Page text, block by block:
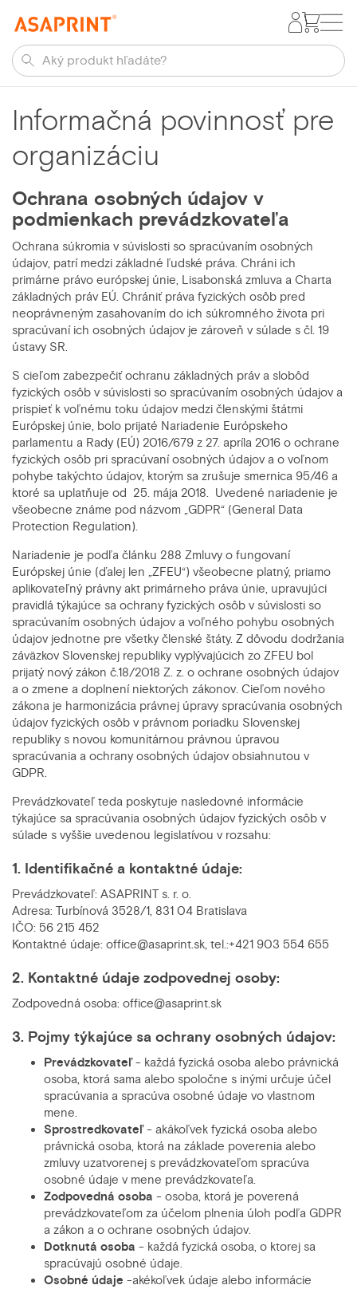
Informačná povinnosť pre
organizáciu
Ochrana osobných údajov v
podmienkach prevádzkovateľa
Ochrana súkromia v súvislosti so spracúvaním osobných
údajov, patrí medzi základné ľudské práva. Chráni ich
primárne právo európskej únie, Lisabonská zmluva a Charta
základných práv EÚ. Chrániť práva fyzických osôb pred
neoprávneným zasahovaním do ich súkromného života pri
spracúvaní ich osobných údajov je zároveň v súlade s čl. 19
ústavy SR.
S cieľom zabezpečiť ochranu základných práv a slobôd
fyzických osôb v súvislosti so spracúvaním osobných údajov a
prispieť k voľnému toku údajov medzi členskými štátmi
Európskej únie, bolo prijaté Nariadenie Európskeho
parlamentu a Rady (EÚ) 2016/679 z 27. apríla 2016 o ochrane
fyzických osôb pri spracúvaní osobných údajov a o voľnom
pohybe takýchto údajov, ktorým sa zrušuje smernica 95/46 a
ktoré sa uplatňuje od 25. mája 2018. Uvedené nariadenie je
všeobecne známe pod názvom „GDPR“ (General Data
Protection Regulation).
Nariadenie je podľa článku 288 Zmluvy o fungovaní
Európskej únie (ďalej len „ZFEU“) všeobecne platný, priamo
aplikovateľný právny akt primárneho práva únie, upravujúci
pravidlá týkajúce sa ochrany fyzických osôb v súvislosti so
spracúvaním osobných údajov a voľného pohybu osobných
údajov jednotne pre všetky členské štáty. Z dôvodu dodržania
záväzkov Slovenskej republiky vyplývajúcich zo ZFEU bol
prijatý nový zákon č.18/2018 Z. z. o ochrane osobných údajov
a o zmene a doplnení niektorých zákonov. Cieľom nového
zákona je harmonizácia právnej úpravy spracúvania osobných
údajov fyzických osôb v právnom poriadku Slovenskej
republiky s novou komunitárnou právnou úpravou
spracúvania a ochrany osobných údajov obsiahnutou v
GDPR.
Prevádzkovateľ teda poskytuje nasledovné informácie
týkajúce sa spracúvania osobných údajov fyzických osôb v
súlade s vyššie uvedenou legislatívou v rozsahu:
1. Identifikačné a kontaktné údaje:
Prevádzkovateľ: ASAPRINT s. r. o.
Adresa: Turbínová 3528/1, 831 04 Bratislava
IČO: 56 215 452
Kontaktné údaje: office@asaprint.sk, tel.:+421 903 554 655
2. Kontaktné údaje zodpovednej osoby:
Zodpovedná osoba: office@asaprint.sk
3. Pojmy týkajúce sa ochrany osobných údajov:
Prevádzkovateľ- každá fyzická osoba alebo právnická
osoba, ktorá sama alebo spoločne s inými určuje účel
spracúvania a spracúva osobné údaje vo vlastnom
mene.
Sprostredkovateľ- akákoľvek fyzická osoba alebo
právnická osoba, ktorá na základe poverenia alebo
zmluvy uzatvorenej s prevádzkovateľom spracúva
osobné údaje v mene prevádzkovateľa.
Zodpovedná osoba - osoba, ktorá je poverená
prevádzkovateľom za účelom plnenia úloh podľa GDPR
a zákon a o ochrane osobných údajov.
Dotknutá osoba - každá fyzická osoba, o ktorej sa
spracúvajú osobné údaje.
Osobné údaje -akékoľvek údaje alebo informácie